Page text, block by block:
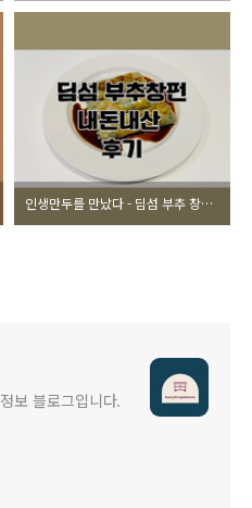
인생만두를 만났다 - 딤섬 부추 창펀 후기
보 블로그입니다.